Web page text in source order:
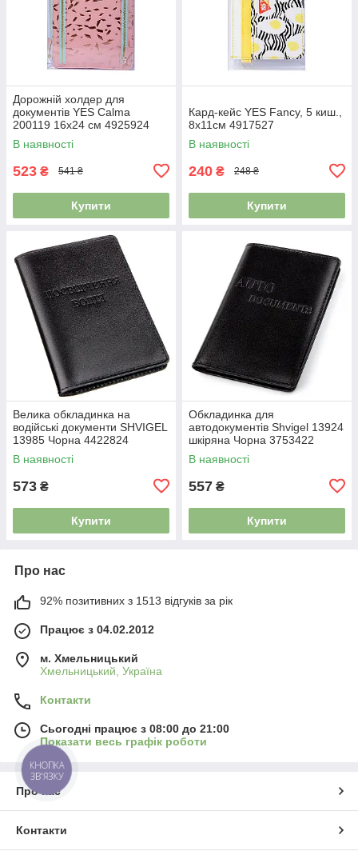
Дорожній холдер для
документів YES Calma
200119 16х24 см 4925924
В наявності
523 ₴ 541 ₴
Купити
Кард-кейс YES Fancy, 5 киш.,
8х11см 4917527
В наявності
240 ₴ 248 ₴
Купити
Велика обкладинка на
водійські документи SHVIGEL
13985 Чорна 4422824
В наявності
573 ₴
Купити
Обкладинка для
автодокументів Shvigel 13924
шкіряна Чорна 3753422
В наявності
557 ₴
Купити
Про нас
92% позитивних з 1513 відгуків за рік
Працює з 04.02.2012
м. Хмельницький
Хмельницький, Україна
Контакти
Сьогодні працює з 08:00 до 21:00
Показати весь графік роботи
Про нас
Контакти
КНОПКА
ЗВ'ЯЗКУ